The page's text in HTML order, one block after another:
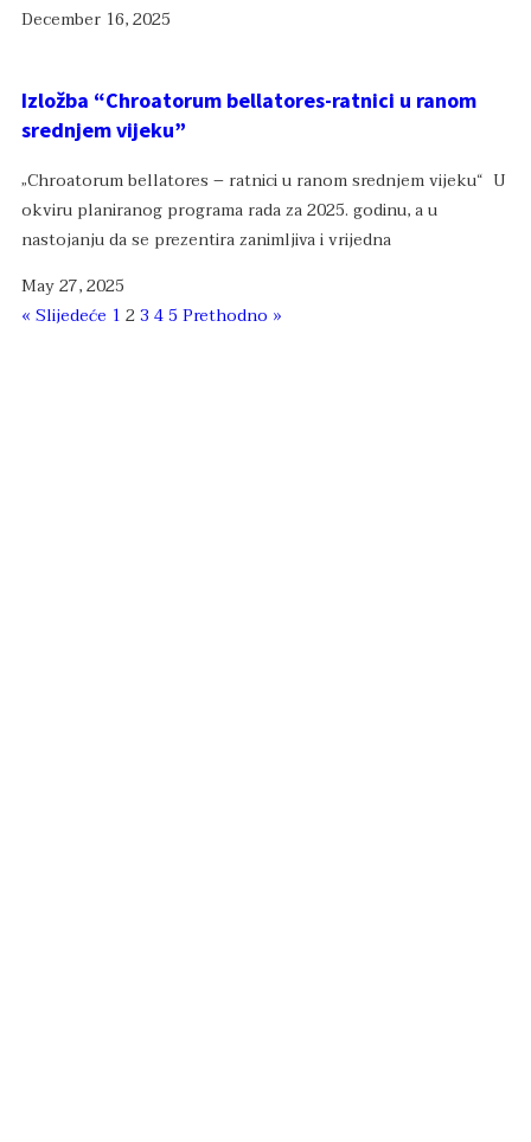
December 16, 2025
Izložba “Chroatorum bellatores-ratnici u ranom
srednjem vijeku”
„Chroatorum bellatores – ratnici u ranom srednjem vijeku“ U
okviru planiranog programa rada za 2025. godinu, a u
nastojanju da se prezentira zanimljiva i vrijedna
May 27, 2025
« Slijedeće 1 23 45 Prethodno »